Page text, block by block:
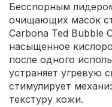
Бесспорным
очищающих масок
Carbona Ted Bubble
насыщенное
после одного
устраняет угревую
стимулирует
текстуру кожи.